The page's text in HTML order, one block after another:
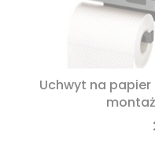
Uchwyt na